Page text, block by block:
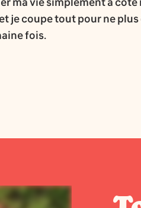
ma vie simplement à
je coupe tout pour ne
fois.